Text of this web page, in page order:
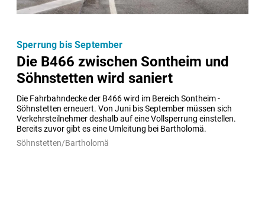
Die B466 zwischen Sontheim und
Söhnstetten wird saniert
Die Fahrbahndecke der B466 wird im Bereich Sontheim -
Söhnstetten erneuert. Von Juni bis September müssen sich
Verkehrsteilnehmer deshalb auf eine Vollsperrung einstellen.
Bereits zuvor gibt es eine Umleitung bei Bartholomä.
Sperrung bis September
Söhnstetten/Bartholomä